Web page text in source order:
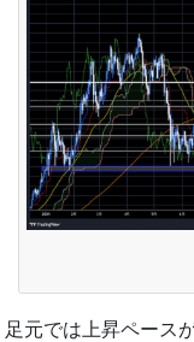
足元では上昇ペース